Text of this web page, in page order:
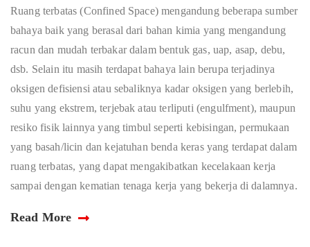
Ruang terbatas (Confined Space) mengandung beberapa sumber
bahaya baik yang berasal dari bahan kimia yang mengandung
racun dan mudah terbakar dalam bentuk gas, uap, asap, debu,
dsb. Selain itu masih terdapat bahaya lain berupa terjadinya
oksigen defisiensi atau sebaliknya kadar oksigen yang berlebih,
suhu yang ekstrem, terjebak atau terliputi (engulfment), maupun
resiko fisik lainnya yang timbul seperti kebisingan, permukaan
yang basah/licin dan kejatuhan benda keras yang terdapat dalam
ruang terbatas, yang dapat mengakibatkan kecelakaan kerja
sampai dengan kematian tenaga kerja yang bekerja di dalamnya.
Read More